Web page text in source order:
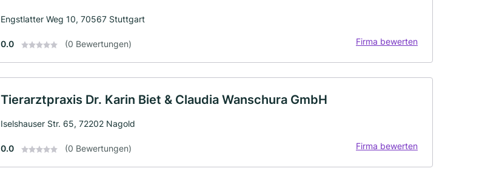
Engstlatter Weg 10, 70567 Stuttgart
0.0 (0 Bewertungen) Firma bewerten
Tierarztpraxis Dr. Karin Biet & Claudia Wanschura GmbH
Iselshauser Str. 65, 72202 Nagold
0.0 (0 Bewertungen) Firma bewerten